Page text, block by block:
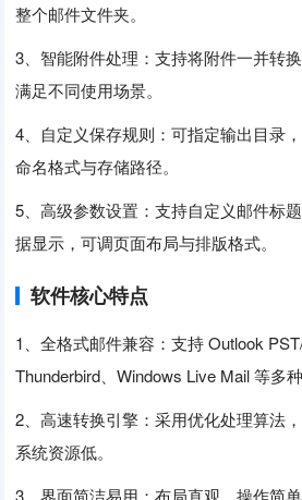
整个邮件文件夹。
3、智能附件处理：支持将附件一并转
满足不同使用场景。
4、自定义保存规则：可指定输出目录
命名格式与存储路径。
5、高级参数设置：支持自定义邮件标
据显示，可调页面布局与排版格式。
软件核心特点
1、全格式邮件兼容：支持 Outlook
Thunderbird、Windows Live Mail 等多
2、高速转换引擎：采用优化处理算法
系统资源低。
3、界面简洁易用：布局直观、操作简